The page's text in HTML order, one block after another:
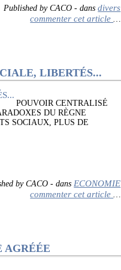
Published by CACO - dansdivers
commenter cet article …
LIBERTÉS...
POUVOIR CENTRALISÉ
DU RÈGNE
SOCIAUX, PLUS DE
by CACO - dansECONOMIE
commenter cet article …
AGRÉÉE